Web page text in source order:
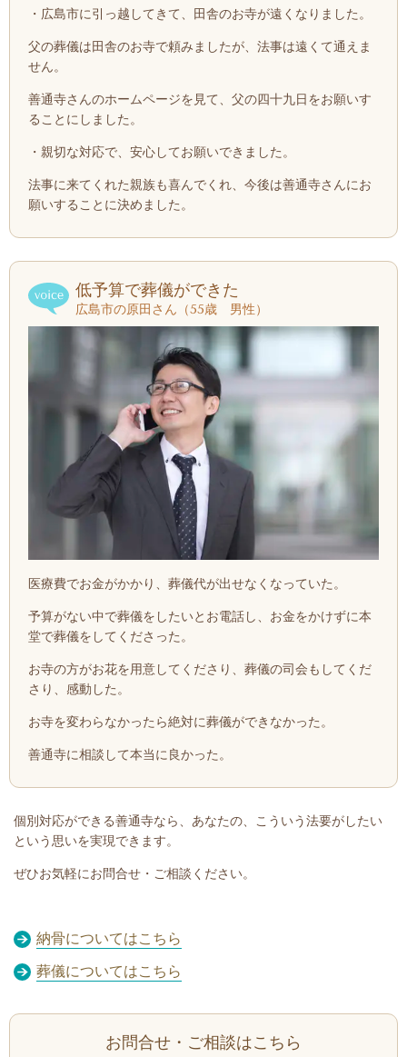
・広島市に引っ越してきて、田舎のお寺が遠くなりました。
父の葬儀は田舎のお寺で頼みましたが、法事は遠くて通えま
せん。
善通寺さんのホームページを見て、父の四十九日をお願いす
ることにしました。
・親切な対応で、安心してお願いできました。
法事に来てくれた親族も喜んでくれ、今後は善通寺さんにお
願いすることに決めました。
低予算で葬儀ができた
広島市の原田さん（55歳 男性）
医療費でお金がかかり、葬儀代が出せなくなっていた。
予算がない中で葬儀をしたいとお電話し、お金をかけずに本
堂で葬儀をしてくださった。
お寺の方がお花を用意してくださり、葬儀の司会もしてくだ
さり、感動した。
お寺を変わらなかったら絶対に葬儀ができなかった。
善通寺に相談して本当に良かった。
個別対応ができる善通寺なら、あなたの、こういう法要がしたい
という思いを実現できます。
ぜひお気軽にお問合せ・ご相談ください。
納骨についてはこちら
葬儀についてはこちら
お問合せ・ご相談はこちら